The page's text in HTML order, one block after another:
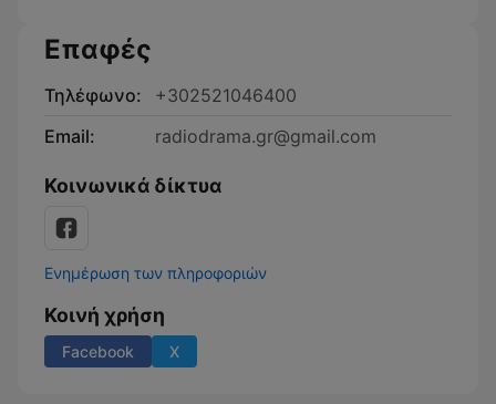
Επαφές
Τηλέφωνο:
+302521046400
Email:
radiodrama.gr@gmail.com
Κοινωνικά δίκτυα
Ενημέρωση των πληροφοριών
Κοινή χρήση
Facebook X